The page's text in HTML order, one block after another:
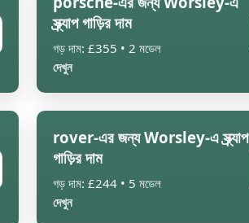
স্ক্র্যাপ গাড়ির দাম
গড় দাম: £355 • 2 মডেল
দেখুন
rover-এর জন্য Worsley-এ স্ক্র্যাপ
গাড়ির দাম
গড় দাম: £244 • 5 মডেল
দেখুন